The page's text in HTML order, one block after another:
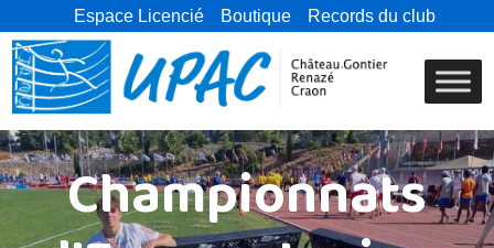
Espace Licencié Boutique Records du club
Championnats